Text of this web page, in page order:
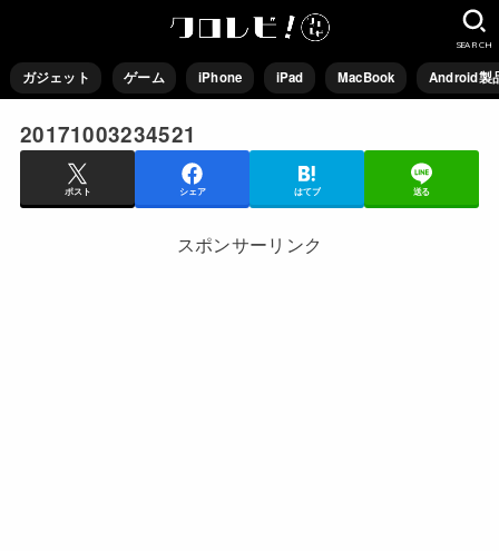
ガジェット ゲーム iPhone iPad MacBook Android製
SEARCH
20171003234521
ポスト シェア はてブ 送る
スポンサーリンク